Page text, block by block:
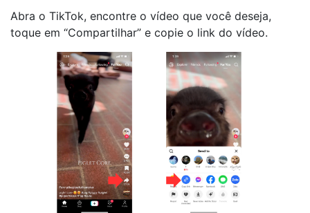
Abra o TikTok, encontre o vídeo que você deseja,
toque em “Compartilhar” e copie o link do vídeo.